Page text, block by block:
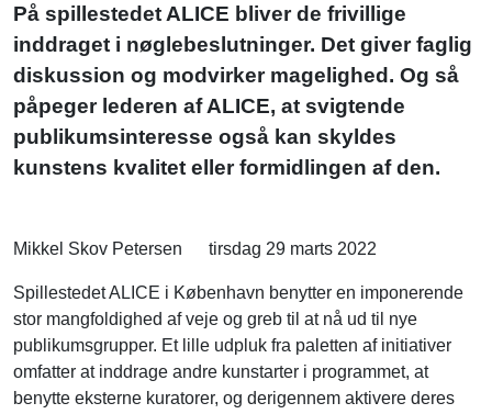
På spillestedet ALICE bliver de frivillige
inddraget i nøglebeslutninger. Det giver faglig
diskussion og modvirker magelighed. Og så
påpeger lederen af ALICE, at svigtende
publikumsinteresse også kan skyldes
kunstens kvalitet eller formidlingen af den.
Mikkel Skov Petersen tirsdag 29 marts 2022
Spillestedet ALICE i København benytter en imponerende
stor mangfoldighed af veje og greb til at nå ud til nye
publikumsgrupper. Et lille udpluk fra paletten af initiativer
omfatter at inddrage andre kunstarter i programmet, at
benytte eksterne kuratorer, og derigennem aktivere deres